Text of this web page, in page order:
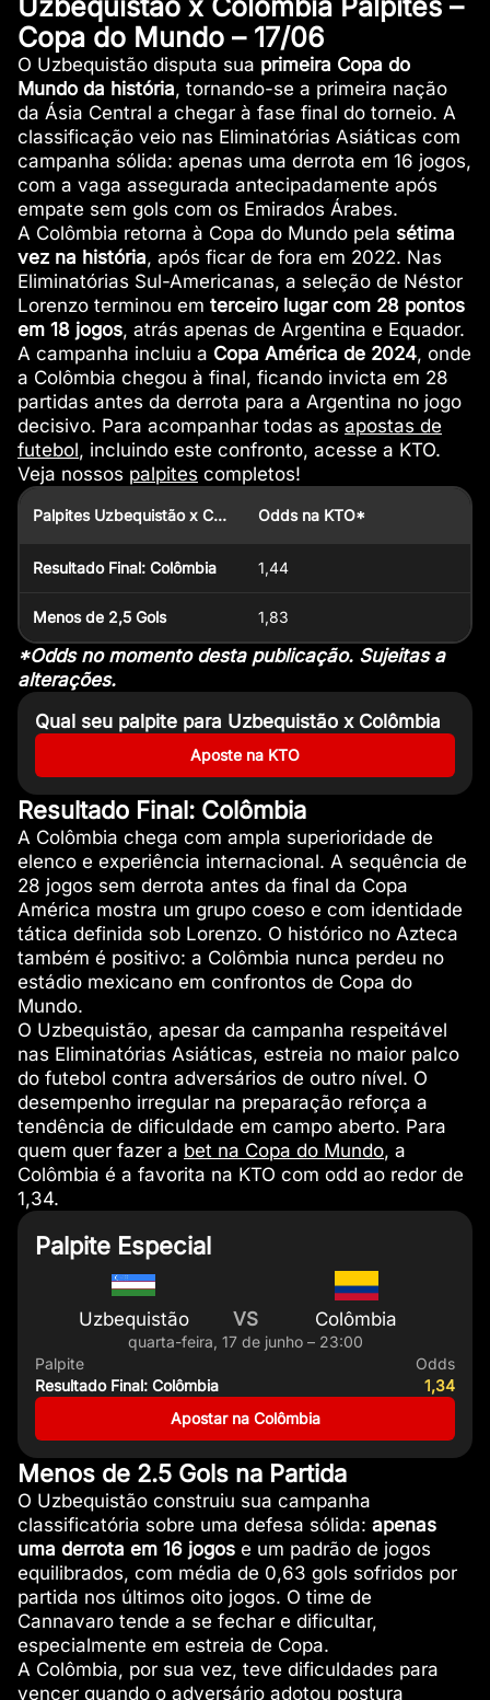
Uzbequistão x Colômbia Palpites –
Copa do Mundo – 17/06
O Uzbequistão disputa sua primeira Copa do
Mundo da história, tornando-se a primeira nação
da Ásia Central a chegar à fase final do torneio. A
classificação veio nas Eliminatórias Asiáticas com
campanha sólida: apenas uma derrota em 16 jogos,
com a vaga assegurada antecipadamente após
empate sem gols com os Emirados Árabes.
A Colômbia retorna à Copa do Mundo pela sétima
vez na história, após ficar de fora em 2022. Nas
Eliminatórias Sul-Americanas, a seleção de Néstor
Lorenzo terminou em terceiro lugar com 28 pontos
em 18 jogos, atrás apenas de Argentina e Equador.
A campanha incluiu a Copa América de 2024, onde
a Colômbia chegou à final, ficando invicta em 28
partidas antes da derrota para a Argentina no jogo
decisivo. Para acompanhar todas as apostas de
futebol, incluindo este confronto, acesse a KTO.
Veja nossos palpites completos!
Palpites Uzbequistão x Colômbia Odds na KTO*
Resultado Final: Colômbia 1,44
Menos de 2,5 Gols 1,83
*Odds no momento desta publicação. Sujeitas a
alterações.
Qual seu palpite para Uzbequistão x Colômbia
Aposte na KTO
Resultado Final: Colômbia
A Colômbia chega com ampla superioridade de
elenco e experiência internacional. A sequência de
28 jogos sem derrota antes da final da Copa
América mostra um grupo coeso e com identidade
tática definida sob Lorenzo. O histórico no Azteca
também é positivo: a Colômbia nunca perdeu no
estádio mexicano em confrontos de Copa do
Mundo.
O Uzbequistão, apesar da campanha respeitável
nas Eliminatórias Asiáticas, estreia no maior palco
do futebol contra adversários de outro nível. O
desempenho irregular na preparação reforça a
tendência de dificuldade em campo aberto. Para
quem quer fazer a bet na Copa do Mundo, a
Colômbia é a favorita na KTO com odd ao redor de
1,34.
Palpite Especial
Uzbequistão VS Colômbia
quarta-feira, 17 de junho – 23:00
Palpite
Resultado Final: Colômbia
Odds
1,34
Apostar na Colômbia
Menos de 2.5 Gols na Partida
O Uzbequistão construiu sua campanha
classificatória sobre uma defesa sólida: apenas
uma derrota em 16 jogose um padrão de jogos
equilibrados, com média de 0,63 gols sofridos por
partida nos últimos oito jogos. O time de
Cannavaro tende a se fechar e dificultar,
especialmente em estreia de Copa.
A Colômbia, por sua vez, teve dificuldades para
vencer quando o adversário adotou postura